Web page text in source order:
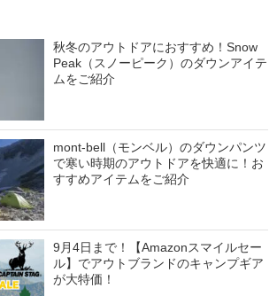
秋冬のアウトドアにおすすめ！Snow
Peak（スノーピーク）のダウンアイテ
ムをご紹介
mont-bell（モンベル）のダウンパンツ
で寒い時期のアウトドアを快適に！お
すすめアイテムをご紹介
9月4日まで！【Amazonスマイルセー
ル】でアウトブランドのキャンプギア
が大特価！